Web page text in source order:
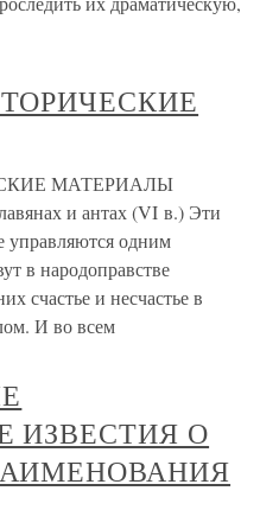
МАТЕРИАЛЫ
и антах (VI в.) Эти
управляются одним
в народоправстве
счастье и несчастье в
И во всем
ИЗВЕСТИЯ О